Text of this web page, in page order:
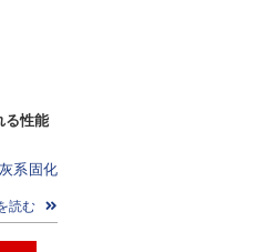
る性能
系固化
読む